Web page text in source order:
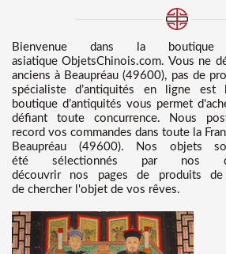
Bienvenue dans
la
asiatiqueObjetsChinois.com. Vous ne
anciens à Beaupréau (49600), pas de
spécialiste d’antiquités en ligne
boutique d’antiquités vous permet
défiant toute concurrence. Nous
record vos commandes dans toute la
Beaupréau (49600). Nos objets
été sélectionnés par nos
découvrir nos pages de produits
de chercher l'objet de vos rêves.